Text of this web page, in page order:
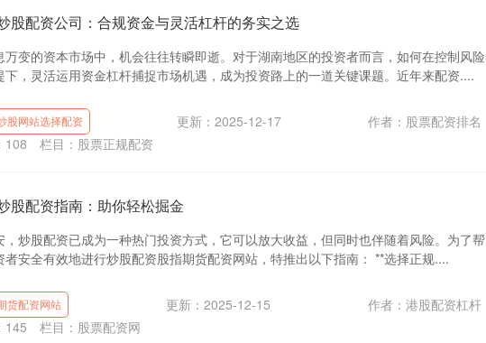
股配资公司：合规资金与灵活杠杆的务实之选
万变的资本市场中，机会往往转瞬即逝。对于湖南地区的投资者而言，如何在控制风险
下，灵活运用资金杠杆捕捉市场机遇，成为投资路上的一道关键课题。近年来配资....
股网站选择配资 更新：2025-12-17
作者：股票配资排名
108 栏目： 股票正规配资
股配资指南：助你轻松掘金
，炒股配资已成为一种热门投资方式，它可以放大收益，但同时也伴随着风险。为了帮
者安全有效地进行炒股配资股指期货配资网站，特推出以下指南： **选择正规....
货配资网站 更新：2025-12-15
作者：港股配资杠杆
145 栏目： 股票配资网